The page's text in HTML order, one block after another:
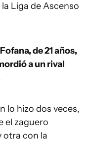
Liga de Ascenso
de 21 años,
a un rival
lo hizo dos veces,
el zaguero
otra con la